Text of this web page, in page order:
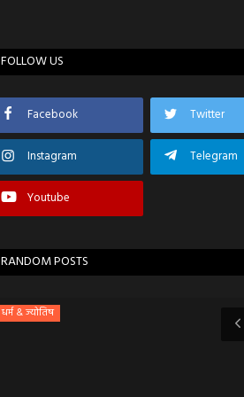
FOLLOW US
Facebook Twitter
Instagram Telegram
Youtube
RANDOM POSTS
धर्म & ज्योतिष